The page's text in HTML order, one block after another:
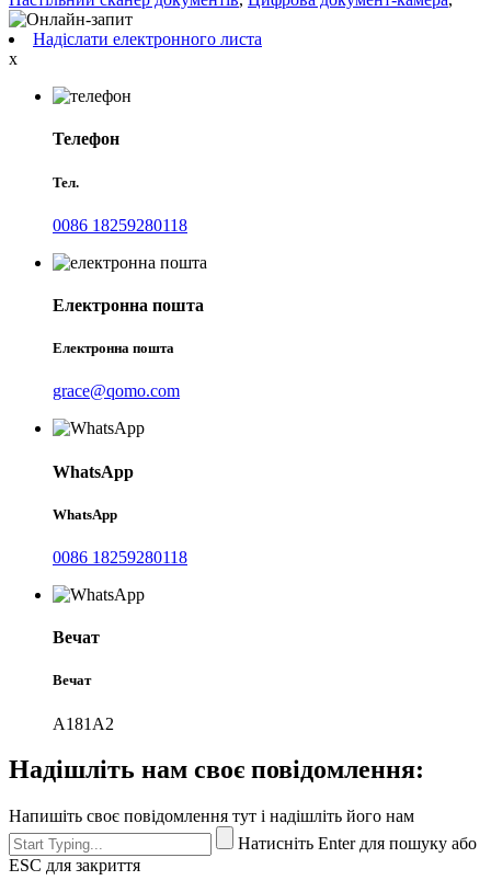
Надіслати електронного листа
x
Телефон
Тел.
0086 18259280118
Електронна пошта
Електронна пошта
grace@qomo.com
WhatsApp
WhatsApp
0086 18259280118
Вечат
Вечат
А181А2
Надішліть нам своє повідомлення:
Напишіть своє повідомлення тут і надішліть його нам
Натисніть Enter для пошуку або
ESC для закриття